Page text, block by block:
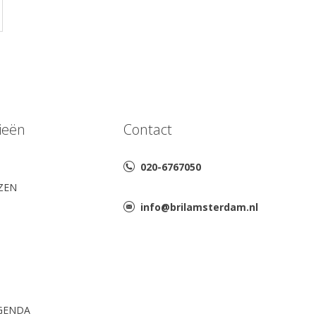
Contact
020-6767050
info@brilamsterdam.nl